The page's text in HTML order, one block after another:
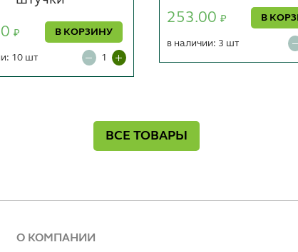
₽ В КОРЗИНУ
10 шт
253.00 ₽ В
в наличии: 3 шт
ВСЕ ТОВАРЫ
О КОМПАНИИ